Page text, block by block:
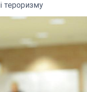
тероризму